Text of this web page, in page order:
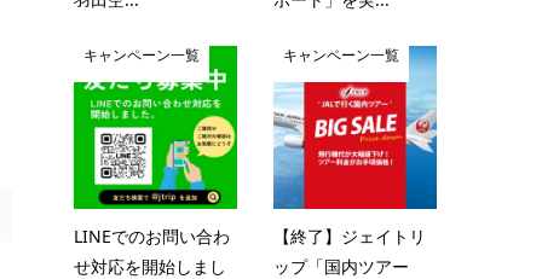
キャンペーン一覧
LINEでのお問い合わ
せ対応を開始しまし
キャンペーン一覧
【終了】ジェイトリ
ップ「国内ツアー